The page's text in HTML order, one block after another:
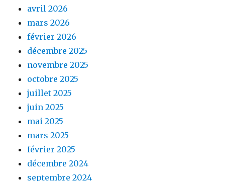
avril 2026
mars 2026
février 2026
décembre 2025
novembre 2025
octobre 2025
juillet 2025
juin 2025
mai 2025
mars 2025
février 2025
décembre 2024
septembre 2024